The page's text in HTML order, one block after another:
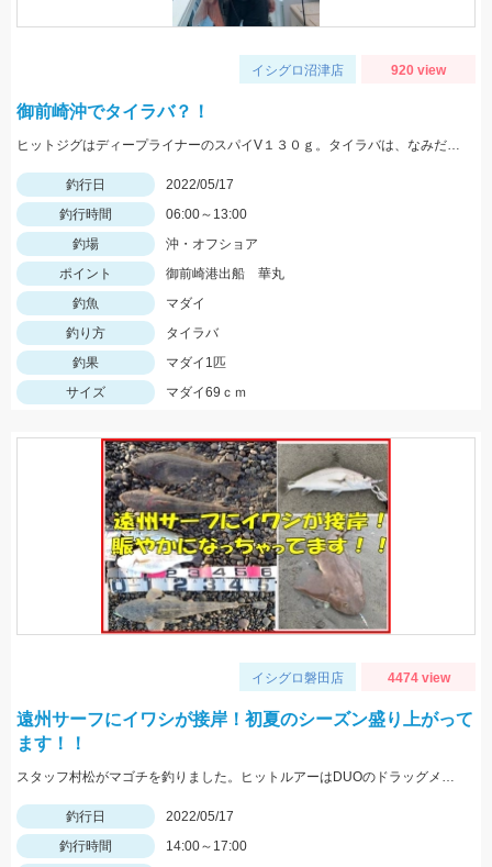
イシグロ沼津店 920 view
御前崎沖でタイラバ？！
ヒットジグはディープライナーのスパイV１３０ｇ。タイラバは、なみだまＴＧ８０ｇやビンビン玉１００ｇ等を使用
釣行日
2022/05/17
釣行時間
06:00～13:00
釣場
沖・オフショア
ポイント
御前崎港出船 華丸
釣魚
マダイ
釣り方
タイラバ
釣果
マダイ1匹
サイズ
マダイ69ｃｍ
イシグロ磐田店 4474 view
遠州サーフにイワシが接岸！初夏のシーズン盛り上がって
ます！！
スタッフ村松がマゴチを釣りました。ヒットルアーはDUOのドラッグメタルキャストショット30gのイワシカラー。
釣行日
2022/05/17
釣行時間
14:00～17:00